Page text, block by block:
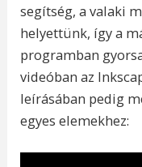
segítség, a valaki
helyettünk, így a
programban
videóban az
leírásában pedig
egyes elemekhez: